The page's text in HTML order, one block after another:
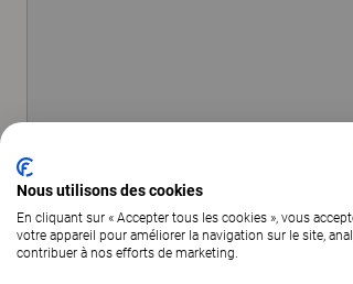
Nous utilisons des cookies
En cliquant sur « Accepter tous les cookies », vous
votre appareil pour améliorer la navigation sur le site,
contribuer à nos efforts de marketing.